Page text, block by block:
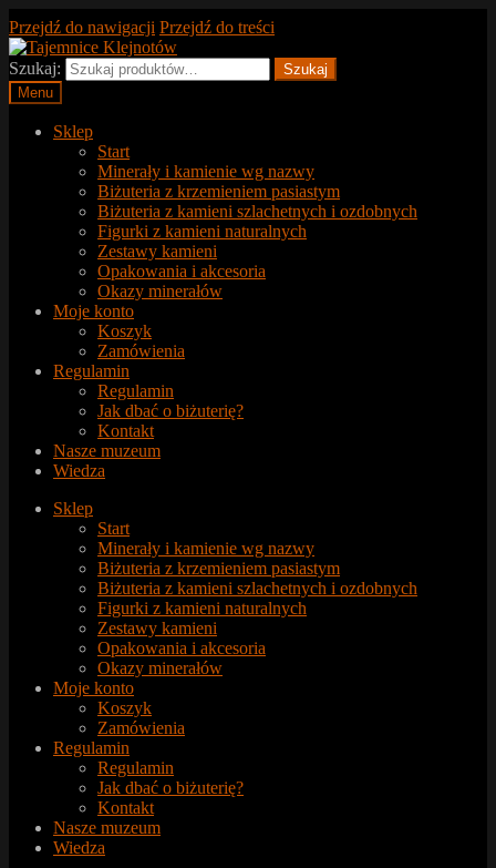
Przejdź do nawigacji Przejdź do treści
Szukaj:
Szukaj
Menu
Sklep
Start
Minerały i kamienie wg nazwy
Biżuteria z krzemieniem pasiastym
Biżuteria z kamieni szlachetnych i ozdobnych
Figurki z kamieni naturalnych
Zestawy kamieni
Opakowania i akcesoria
Okazy minerałów
Moje konto
Koszyk
Zamówienia
Regulamin
Regulamin
Jak dbać o biżuterię?
Kontakt
Nasze muzeum
Wiedza
Sklep
Start
Minerały i kamienie wg nazwy
Biżuteria z krzemieniem pasiastym
Biżuteria z kamieni szlachetnych i ozdobnych
Figurki z kamieni naturalnych
Zestawy kamieni
Opakowania i akcesoria
Okazy minerałów
Moje konto
Koszyk
Zamówienia
Regulamin
Regulamin
Jak dbać o biżuterię?
Kontakt
Nasze muzeum
Wiedza